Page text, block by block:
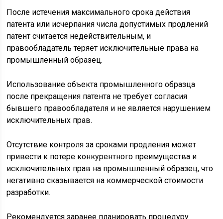
После истечения максимального срока действия
патента или исчерпания числа допустимых продлений
патент считается недействительным, и
правообладатель теряет исключительные права на
промышленный образец.
Использование объекта промышленного образца
после прекращения патента не требует согласия
бывшего правообладателя и не является нарушением
исключительных прав.
Отсутствие контроля за сроками продления может
привести к потере конкурентного преимущества и
исключительных прав на промышленный образец, что
негативно сказывается на коммерческой стоимости
разработки.
Рекомендуется заранее планировать процедуру